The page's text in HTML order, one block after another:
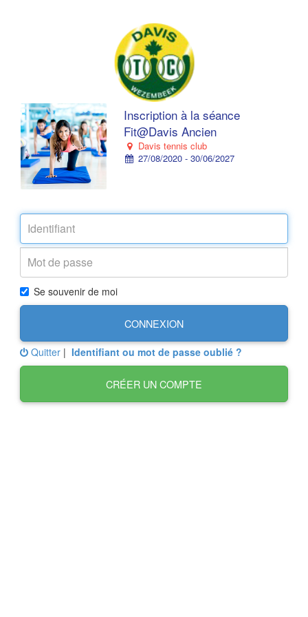
Inscription à la séance
Fit@Davis Ancien
Davis tennis club
27/08/2020 - 30/06/2027
Se souvenir de moi
CONNEXION
Quitter | Identifiant ou mot de passe oublié ?
CRÉER UN COMPTE